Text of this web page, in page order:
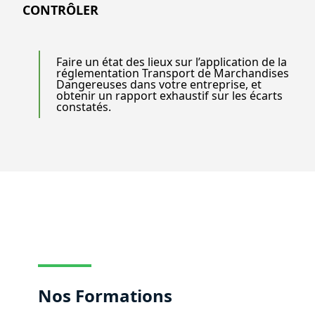
CONTRÔLER
Faire un état des lieux sur l’application de la
réglementation Transport de Marchandises
Dangereuses dans votre entreprise, et
obtenir un rapport exhaustif sur les écarts
constatés.
Nos Formations